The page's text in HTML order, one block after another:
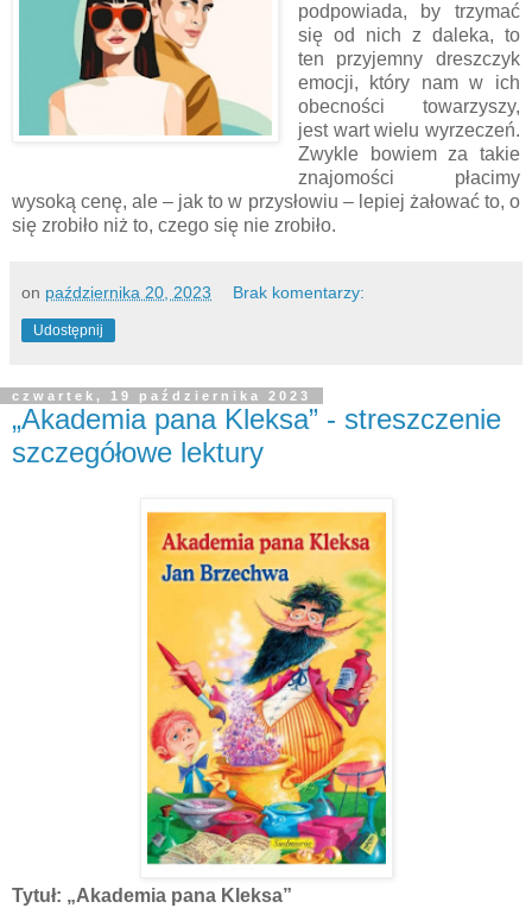
podpowiada, by trzymać
się od nich z daleka, to
ten przyjemny dreszczyk
emocji, który nam w ich
obecności towarzyszy,
jest wart wielu wyrzeczeń.
Zwykle bowiem za takie
znajomości płacimy
wysoką cenę, ale – jak to w przysłowiu – lepiej żałować to, o
się zrobiło niż to, czego się nie zrobiło.
on października 20, 2023 Brak komentarzy:
Udostępnij
czwartek, 19 października 2023
„Akademia pana Kleksa” - streszczenie
szczegółowe lektury
Tytuł: „Akademia pana Kleksa”